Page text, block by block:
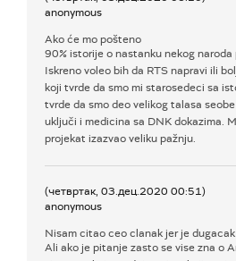
anonymous
Ako će mo pošteno
90% istorije o nastanku nekog
Iskreno voleo bih da RTS napravi ili
koji tvrde da smo mi starosedeci sa
tvrde da smo deo velikog talasa
uključi i medicina sa DNK dokazima.
projekat izazvao veliku pažnju.
(четвртак, 03.дец.2020 00:51)
anonymous
Nisam citao ceo clanak jer je dugacak
Ali ako je pitanje zasto se vise zna o